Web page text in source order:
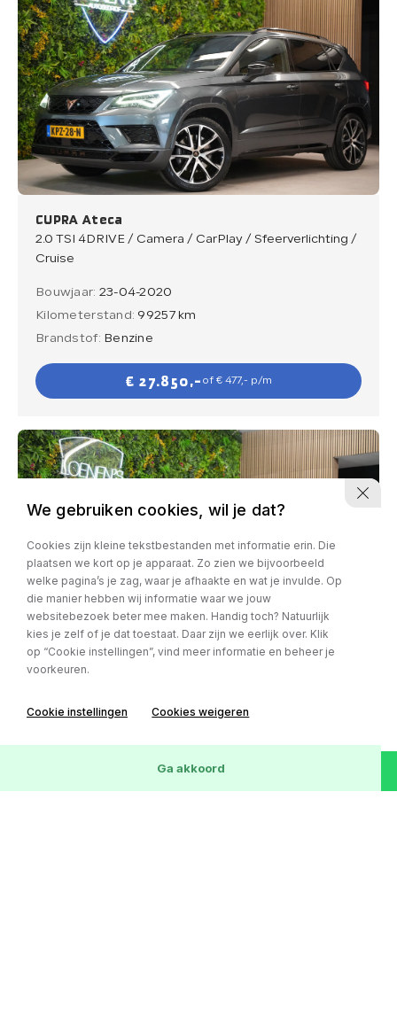
CUPRA Ateca
2.0 TSI 4DRIVE / Camera / CarPlay / Sfeerverlichting /
Cruise
Bouwjaar: 23-04-2020
Kilometerstand: 99257 km
Brandstof: Benzine
€ 27.850,- of € 477,- p/m
Shooting Brake 180 Automaat / Camera / Cruise / Navi
Bouwjaar:27-04-2016
151819 km
Brandstof:Benzine
We gebruiken cookies, wil je dat?
Cookies zijn kleine tekstbestanden met informatie erin. Die
plaatsen we kort op je apparaat. Zo zien we bijvoorbeeld
welke pagina’s je zag, waar je afhaakte en wat je invulde. Op
die manier hebben wij informatie waar we jouw
websitebezoek beter mee maken. Handig toch? Natuurlijk
kies je zelf of je dat toestaat. Daar zijn we eerlijk over. Klik
op “Cookie instellingen”, vind meer informatie en beheer je
voorkeuren.
Cookie instellingen Cookies weigeren
Ga akkoord